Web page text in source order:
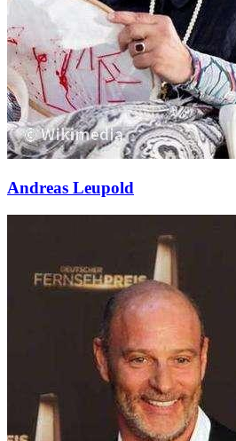
Andreas Leupold